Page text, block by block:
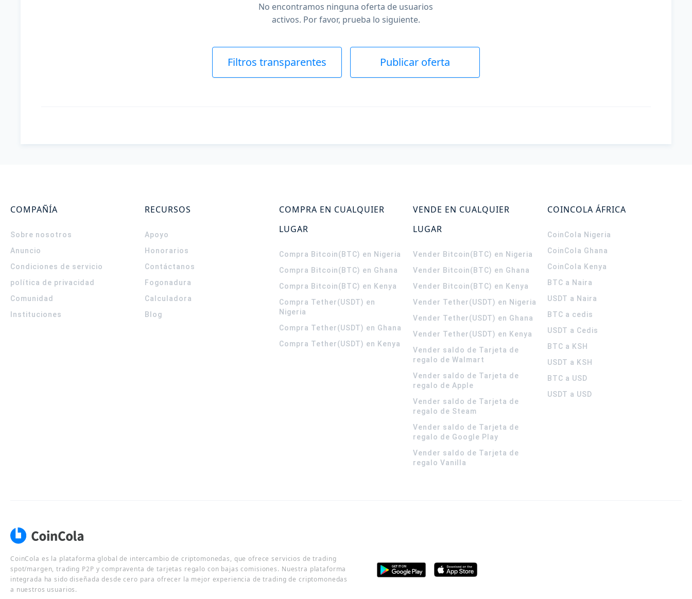
No encontramos ninguna oferta de usuarios
activos. Por favor, prueba lo siguiente.
Filtros transparentes Publicar oferta
COMPAÑÍA
Sobre nosotros
Anuncio
Condiciones de servicio
política de privacidad
Comunidad
Instituciones
RECURSOS
Apoyo
Honorarios
Contáctanos
Fogonadura
Calculadora
Blog
COMPRA EN CUALQUIER
LUGAR
Compra Bitcoin(BTC) en Nigeria
Compra Bitcoin(BTC) en Ghana
Compra Bitcoin(BTC) en Kenya
Compra Tether(USDT) en
Nigeria
Compra Tether(USDT) en Ghana
Compra Tether(USDT) en Kenya
VENDE EN CUALQUIER
LUGAR
Vender Bitcoin(BTC) en Nigeria
Vender Bitcoin(BTC) en Ghana
Vender Bitcoin(BTC) en Kenya
Vender Tether(USDT) en Nigeria
Vender Tether(USDT) en Ghana
Vender Tether(USDT) en Kenya
Vender saldo de Tarjeta de
regalo de Walmart
Vender saldo de Tarjeta de
regalo de Apple
Vender saldo de Tarjeta de
regalo de Steam
Vender saldo de Tarjeta de
regalo de Google Play
Vender saldo de Tarjeta de
regalo Vanilla
COINCOLA ÁFRICA
CoinCola Nigeria
CoinCola Ghana
CoinCola Kenya
BTC a Naira
USDT a Naira
BTC a cedis
USDT a Cedis
BTC a KSH
USDT a KSH
BTC a USD
USDT a USD
CoinCola es la plataforma global de intercambio de criptomonedas, que ofrece servicios de trading
spot/margen, trading P2P y compraventa de tarjetas regalo con bajas comisiones. Nuestra plataforma
integrada ha sido diseñada desde cero para ofrecer la mejor experiencia de trading de criptomonedas
a nuestros usuarios.